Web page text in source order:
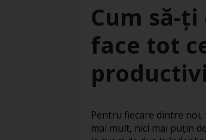
Cum să-
face tot
Pentru fiecare dintre
mai mult, nici mai puțin